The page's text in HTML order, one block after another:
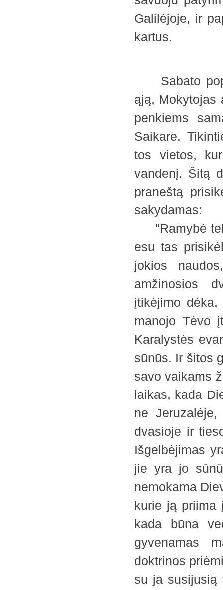
Galilėjoje, ir
Sabato
ąją, Mokytojas
penkiems
Saikare.
tos vietos,
vandenį. Šitą
praneštą
sakydamas:
"Ramybė
esu tas
jokios
amžinosios
įtikėjimo
manojo Tėvo
Karalystės
sūnūs. Ir šitos
savo vaikams
laikas, kada
ne
dvasioje ir
Išgelbėjimas
jie yra jo
nemokama
kurie ją priima
kada būna
gyvenamas
doktrinos
su ja susijusią